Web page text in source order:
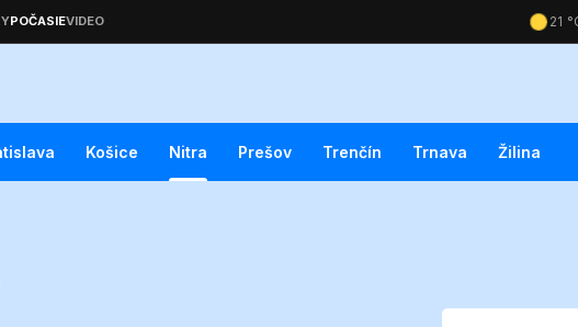
Košice Nitra Prešov Trenčín Trnava Žilina